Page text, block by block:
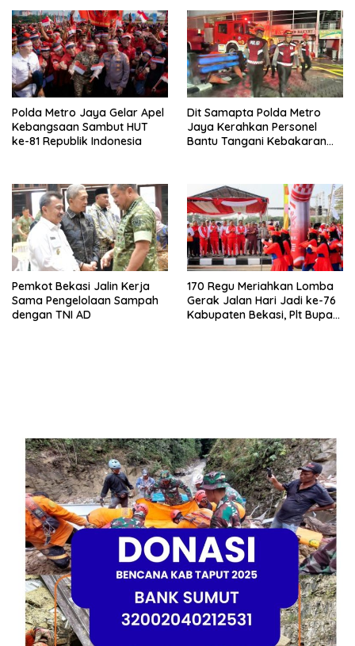
Polda Metro Jaya Gelar Apel
Kebangsaan Sambut HUT
ke-81 Republik Indonesia
Dit Samapta Polda Metro
Jaya Kerahkan Personel
Bantu Tangani Kebakaran
Pemkot Bekasi Jalin Kerja
Sama Pengelolaan Sampah
dengan TNI AD
170 Regu Meriahkan Lomba
Gerak Jalan Hari Jadi ke-76
Kabupaten Bekasi, Plt Bupati